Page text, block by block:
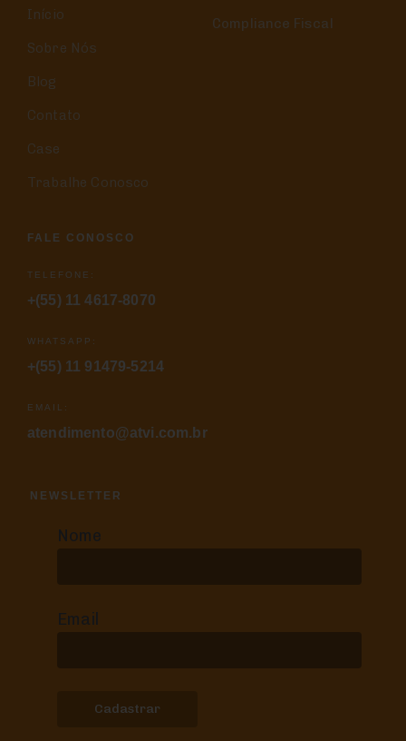
Início
Sobre Nós
Blog
Contato
Case
Trabalhe Conosco
Compliance Fiscal
FALE CONOSCO
TELEFONE:
+(55) 11 4617-8070
WHATSAPP:
+(55) 11 91479-5214
EMAIL:
atendimento@atvi.com.br
NEWSLETTER
Nome
Email